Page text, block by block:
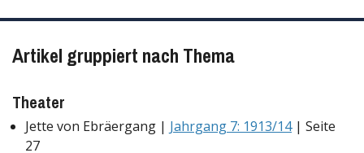
Artikel gruppiert nach Thema
Theater
Jette von Ebräergang | Jahrgang 7: 1913/14| Seite
27